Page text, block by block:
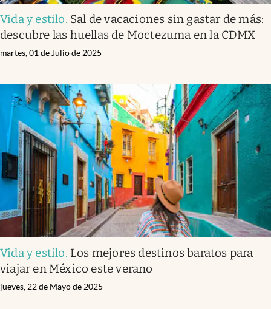
Vida y estilo. Sal de vacaciones sin gastar de más:
descubre las huellas de Moctezuma en la CDMX
martes, 01 de Julio de 2025
Vida y estilo. Los mejores destinos baratos para
viajar en México este verano
jueves, 22 de Mayo de 2025